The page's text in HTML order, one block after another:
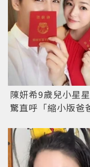
陳妍希9歲兒小星
驚直呼「縮小版爸